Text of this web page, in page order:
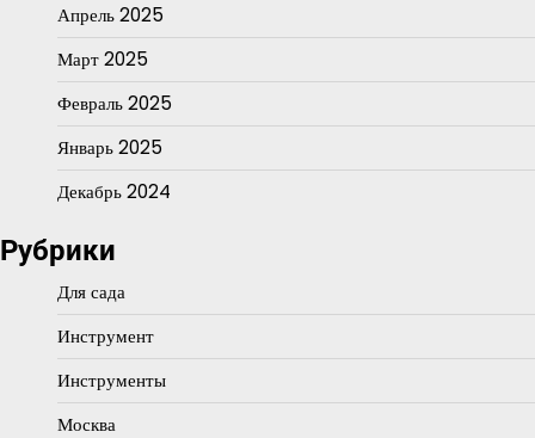
Апрель 2025
Март 2025
Февраль 2025
Январь 2025
Декабрь 2024
Рубрики
Для сада
Инструмент
Инструменты
Москва